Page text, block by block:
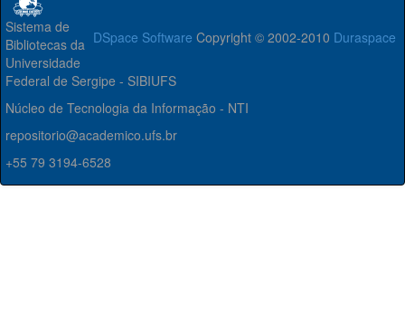
DSpace Software Copyright © 2002-2010 Duraspace
Sistema de
Bibliotecas da
Universidade
Federal de Sergipe - SIBIUFS
Núcleo de Tecnologia da Informação - NTI
repositorio@academico.ufs.br
+55 79 3194-6528